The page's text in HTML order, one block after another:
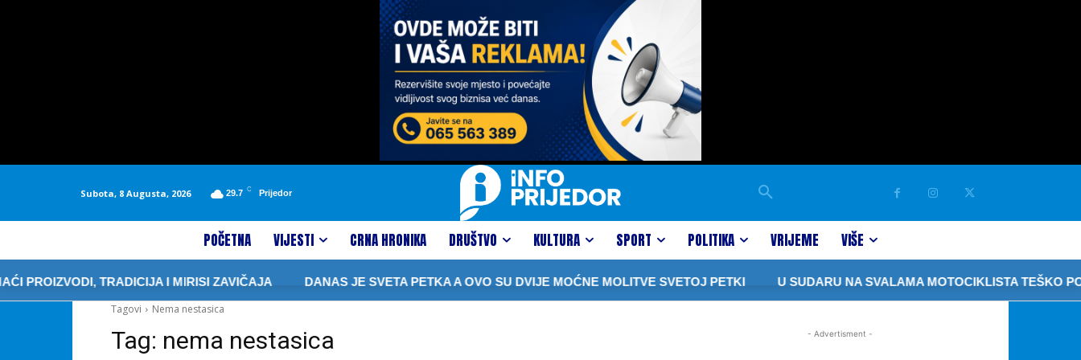
Subota, 8 Augusta, 2026 29.7 C Prijedor
POČETNA VIJESTI CRNA HRONIKA DRUŠTVO KULTURA SPORT POLITIKA VRIJEME VIŠE
PROIZVODI, TRADICIJA I MIRISI ZAVIČAJA DANAS JE SVETA PETKA A OVO SU DVIJE MOĆNE MOLITVE SVETOJ PETKI
U SUDARU NA SVALAMA MOTOCIKLISTA TEŠKO
Tagovi
Nema nestasica
Tag: nema nestasica - Advertisment -